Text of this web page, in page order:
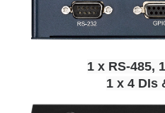
1 x RS-485,
1 x 4 DIs